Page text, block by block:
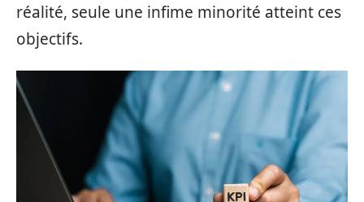
réalité, seule une infime minorité atteint ces
objectifs.